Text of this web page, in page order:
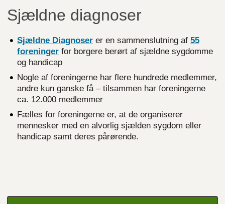
Sjældne diagnoser
Sjældne Diagnoser er en sammenslutning af 55
foreninger for borgere berørt af sjældne sygdomme
og handicap
Nogle af foreningerne har flere hundrede medlemmer,
andre kun ganske få – tilsammen har foreningerne
ca. 12.000 medlemmer
Fælles for foreningerne er, at de organiserer
mennesker med en alvorlig sjælden sygdom eller
handicap samt deres pårørende.